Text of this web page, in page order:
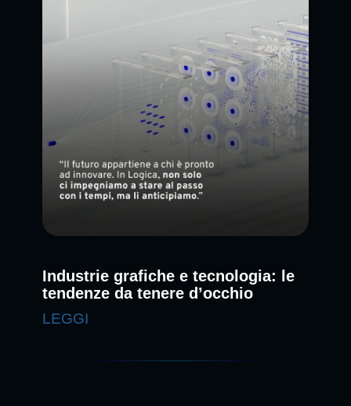
Industrie grafiche e tecnologia: le
tendenze da tenere d’occhio
LEGGI